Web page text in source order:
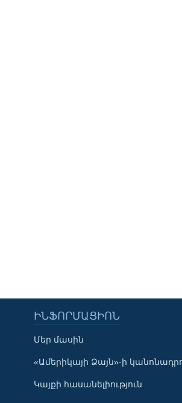
Learning English
ՀԵՏԵՒԵՔ ՄԵԶ
ԻՆՖՈՐՄԱՑԻՈՆ
Մեր մասին
«Ամերիկայի Ձայն»-ի
Կայքի հասանելիություն